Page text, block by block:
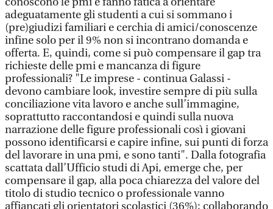
adeguatamente gli studenti a cui si sommano i
(pre)giudizi familiari e cerchia di amici/conoscenze
infine solo per il 9% non si incontrano domanda e
offerta. E, quindi, come si può compensare il gap tra
richieste delle pmi e mancanza di figure
professionali? "Le imprese - continua Galassi -
devono cambiare look, investire sempre di più sulla
conciliazione vita lavoro e anche sull’immagine,
soprattutto raccontandosi e quindi sulla nuova
narrazione delle figure professionali così i giovani
possono identificarsi e capire infine, sui punti di forza
del lavorare in una pmi, e sono tanti". Dalla fotografia
scattata dall’Ufficio studi di Api, emerge che, per
compensare il gap, alla poca chiarezza del valore del
titolo di studio tecnico o professionale vanno
affiancati gli orientatori scolastici (36%); collaborando